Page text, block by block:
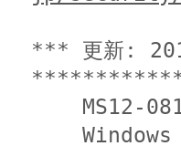
*** 更新: